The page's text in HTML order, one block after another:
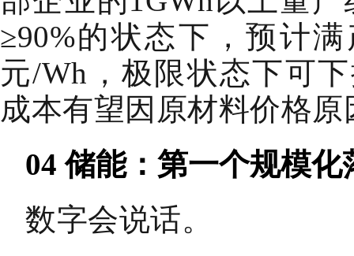
≥90%的状态下，预计
元/Wh，极限状态下可
成本有望因原材料价格
04 储能：第一个规模化
数字会说话。